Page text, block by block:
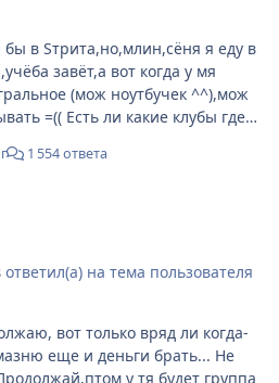
в Sтрита,но,млин,сёня я еду в
завёт,а вот когда у мя
(мож ноутбучек ^^),мож
=(( Есть ли какие клубы где
вот только вряд ли когда-либо
1 554 ответа
ответил(а) на тема пользователя
вот только вряд ли когда-
еще и деньги брать... Не
у тя будет группа